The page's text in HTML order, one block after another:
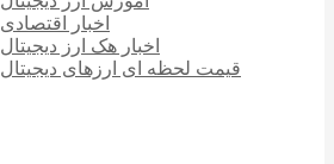
اخبار اقتصادی
اخبار هک ارز دیجیتال
قیمت لحظه ای ارزهای دیجیتال